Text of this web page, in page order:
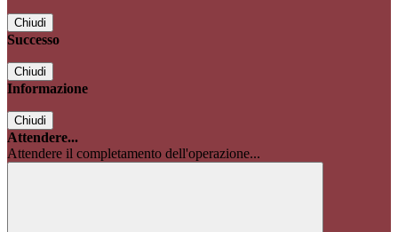
Chiudi
Successo
Chiudi
Informazione
Chiudi
Attendere...
Attendere il completamento dell'operazione...